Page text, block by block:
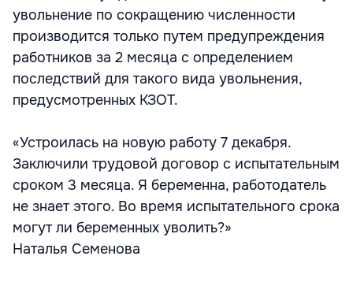
увольнение по сокращению численности
производится только путем предупреждения
работников за 2 месяца с определением
последствий для такого вида увольнения,
предусмотренных КЗОТ.
«Устроилась на новую работу 7 декабря.
Заключили трудовой договор с испытательным
сроком 3 месяца. Я беременна, работодатель
не знает этого. Во время испытательного срока
могут ли беременных уволить?»
Наталья Семенова